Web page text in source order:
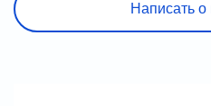
Написать